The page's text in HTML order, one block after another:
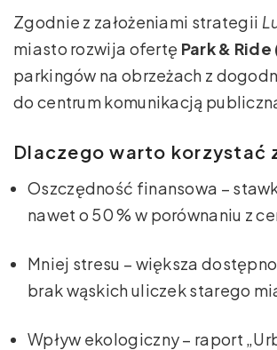
Zgodnie z założeniami strategii
miasto rozwija ofertę Park & Ride
parkingów na obrzeżach z
do centrum komunikacją
Dlaczego warto korzystać
Oszczędność finansowa –
nawet o 50 % w porównaniu z
Mniej stresu – większa
brak wąskich uliczek starego
Wpływ ekologiczny – raport